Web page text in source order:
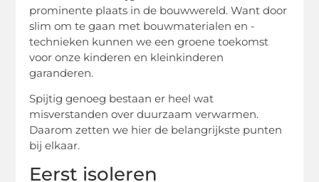
prominente plaats in de bouwwereld. Want door
slim om te gaan met bouwmaterialen en -
technieken kunnen we een groene toekomst
voor onze kinderen en kleinkinderen
garanderen.
Spijtig genoeg bestaan er heel wat
misverstanden over duurzaam verwarmen.
Daarom zetten we hier de belangrijkste punten
bij elkaar.
Eerst isoleren